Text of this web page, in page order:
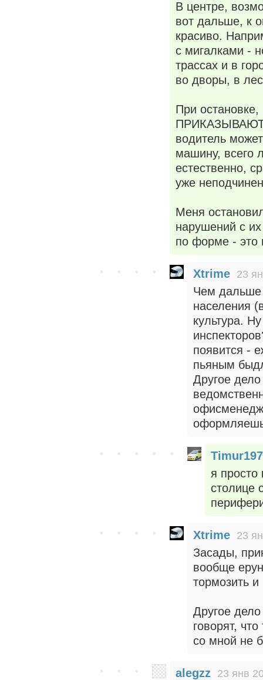
В центре,
вот дальше, к
красиво.
с мигалками -
трассах и в
во дворы, в
При
ПРИКАЗЫВАЮТ
водитель
машину, всего
естественно,
уже
Меня
нарушений с
по форме - это
Xtrime 23
Чем дальше
населения
культура.
появится -
пьяным
Другое
я просто
столице
Xtrime 23
Засады,
вообще
тормозить и
Другое дело
говорят,
со мной не
alegzz 23 янв